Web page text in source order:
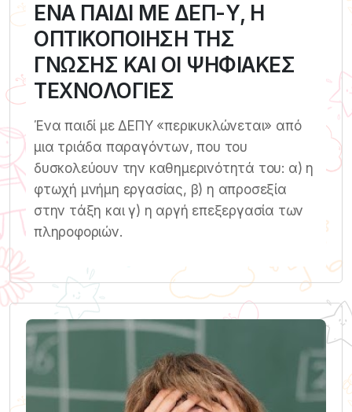
ΕΝΑ ΠΑΙΔΙ ΜΕ ΔΕΠ-Υ, Η
ΟΠΤΙΚΟΠΟΙΗΣΗ ΤΗΣ
ΓΝΩΣΗΣ ΚΑΙ ΟΙ ΨΗΦΙΑΚΕΣ
ΤΕΧΝΟΛΟΓΙΕΣ
Ένα παιδί με ΔΕΠΥ «περικυκλώνεται» από
μια τριάδα παραγόντων, που του
δυσκολεύουν την καθημερινότητά του: α) η
φτωχή μνήμη εργασίας, β) η απροσεξία
στην τάξη και γ) η αργή επεξεργασία των
πληροφοριών.